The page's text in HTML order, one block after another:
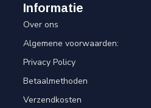
Informatie
Over ons
Algemene voorwaarden:
Privacy Policy
Betaalmethoden
Verzendkosten